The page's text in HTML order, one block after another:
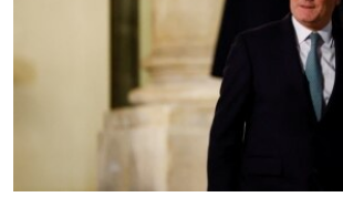
СОЦИАЛЬНЫЕ СЕТИ